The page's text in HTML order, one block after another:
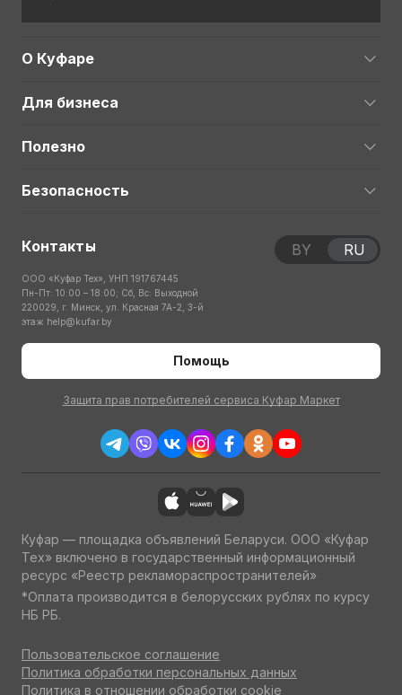
О Куфаре
Для бизнеса
Полезно
Безопасность
Контакты
ООО «Куфар Тех», УНП 191767445
Пн-Пт: 10:00 – 18:00; Сб, Вс: Выходной
220029, г. Минск, ул. Красная 7А-2, 3-й
этаж help@kufar.by
Помощь
Защита прав потребителей сервиса Куфар Маркет
BY RU
Куфар — площадка объявлений Беларуси. ООО «Куфар
Тех» включено в государственный информационный
ресурс «Реестр рекламораспространителей»
*Оплата производится в белорусских рублях по курсу
НБ РБ.
Пользовательское соглашение
Политика обработки персональных данных
Политика в отношении обработки cookie